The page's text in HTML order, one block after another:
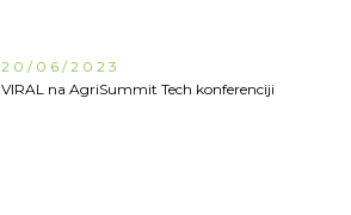
20/06/2023
VIRAL na AgriSummit Tech konferenciji